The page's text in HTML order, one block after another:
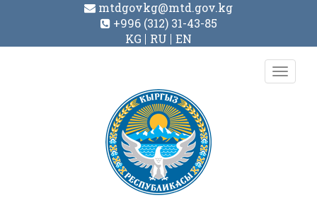
mtdgovkg@mtd.gov.kg
+996 (312) 31-43-85
KG
RU EN
Toggle